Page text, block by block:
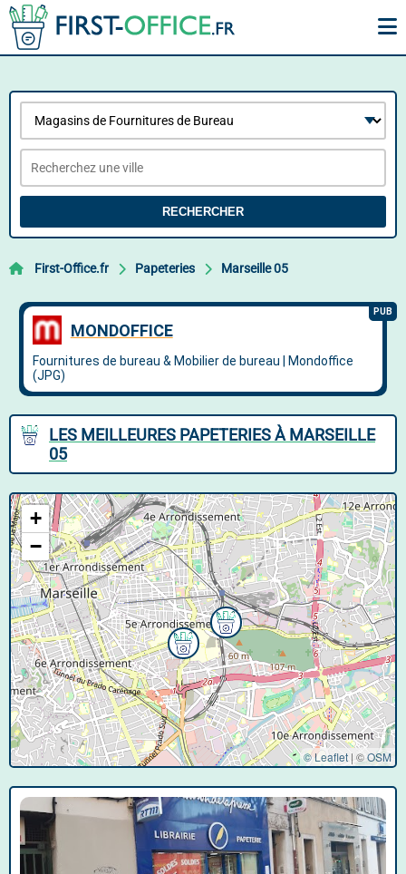
RECHERCHER
First-Office.fr Papeteries Marseille 05
LES MEILLEURES PAPETERIES À MARSEILLE
05
+
−
© Leaflet | ©OSM